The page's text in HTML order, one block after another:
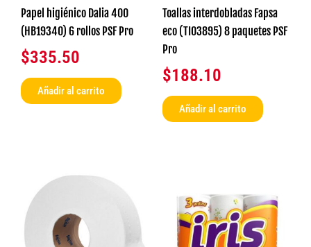
Papel higiénico Dalia 400
(HB19340) 6 rollos PSF Pro
$335.50
Añadir al carrito
Toallas interdobladas Fapsa
eco (TI03895) 8 paquetes PSF
Pro
$188.10
Añadir al carrito